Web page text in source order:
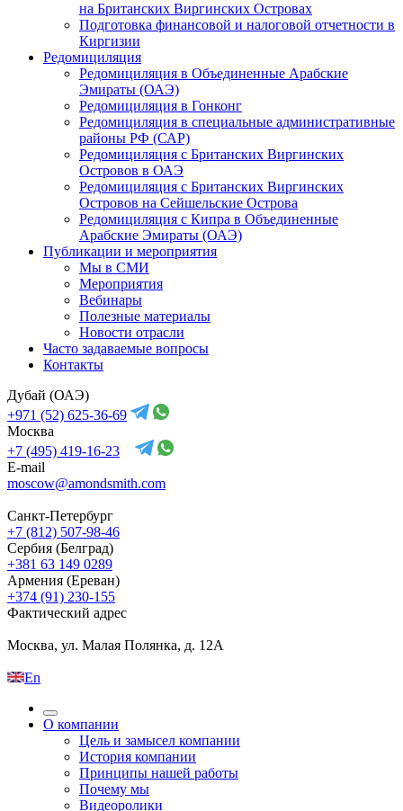
на Британских Виргинских Островах
Подготовка финансовой и налоговой отчетности в
Киргизии
Редомициляция
Редомициляция в Объединенные Арабские
Эмираты (ОАЭ)
Редомициляция в Гонконг
Редомициляция в специальные административные
районы РФ (САР)
Редомициляция с Британских Виргинских
Островов в ОАЭ
Редомициляция с Британских Виргинских
Островов на Сейшельские Острова
Редомициляция с Кипра в Объединенные
Арабские Эмираты (ОАЭ)
Публикации и мероприятия
Мы в СМИ
Мероприятия
Вебинары
Полезные материалы
Новости отрасли
Часто задаваемые вопросы
Контакты
Дубай (ОАЭ)
+971 (52) 625-36-69
Москва
+7 (495) 419-16-23
E-mail
moscow@amondsmith.com
Санкт-Петербург
+7 (812) 507-98-46
Сербия (Белград)
+381 63 149 0289
Армения (Ереван)
+374 (91) 230-155
Фактический адрес
Москва, ул. Малая Полянка, д. 12А
En
О компании
Цель и замысел компании
История компании
Принципы нашей работы
Почему мы
Видеоролики